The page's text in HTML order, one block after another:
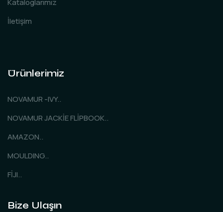
Kataloglarımız
İletişim
Ürünlerimiz
NOVAMUR -IVY..
NOVAMUR JACKİE FLİPBOOK..
AMAZON..
MOULDING..
FİJI..
Bize Ulaşın